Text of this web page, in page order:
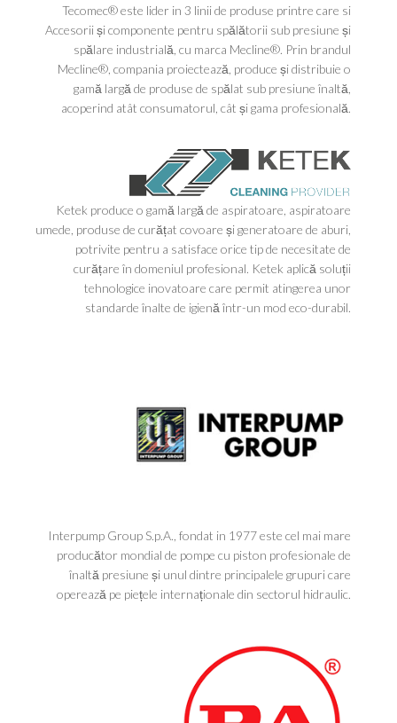
Tecomec® este lider in 3 linii de produse printre care si
Accesorii și componente pentru spălătorii sub presiune și
spălare industrială, cu marca Mecline®. Prin brandul
Mecline®, compania proiectează, produce și distribuie o
gamă largă de produse de spălat sub presiune înaltă,
acoperind atât consumatorul, cât și gama profesională.
Ketek produce o gamă largă de aspiratoare, aspiratoare
umede, produse de curățat covoare și generatoare de aburi,
potrivite pentru a satisface orice tip de necesitate de
curățare în domeniul profesional. Ketek aplică soluții
tehnologice inovatoare care permit atingerea unor
standarde înalte de igienă într-un mod eco-durabil.
Interpump Group S.p.A., fondat in 1977 este cel mai mare
producător mondial de pompe cu piston profesionale de
înaltă presiune și unul dintre principalele grupuri care
operează pe piețele internaționale din sectorul hidraulic.